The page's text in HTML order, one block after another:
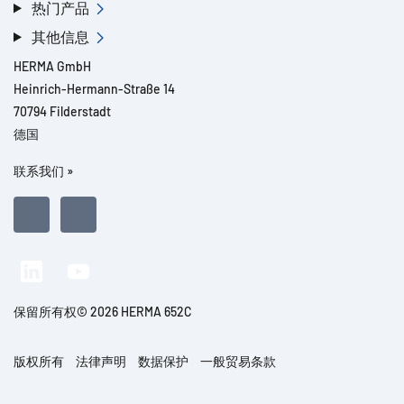
热门产品
其他信息
HERMA GmbH
Heinrich-Hermann-Straße 14
70794 Filderstadt
德国
联系我们 »
保留所有权© 2026 HERMA 652C
版权所有 法律声明 数据保护 一般贸易条款